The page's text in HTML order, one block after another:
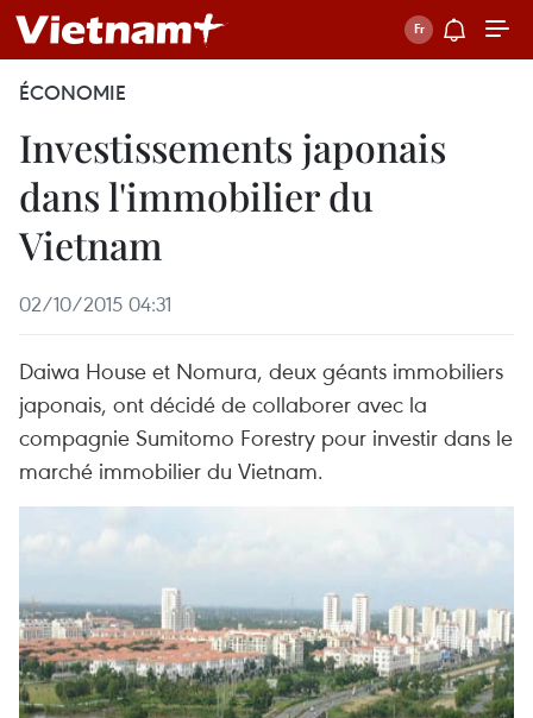
ÉCONOMIE
Investissements japonais
dans l'immobilier du
Vietnam
02/10/2015 04:31
Daiwa House et Nomura, deux géants immobiliers
japonais, ont décidé de ​collaborer avec la
compagnie Sumitomo Forestry pour investir dans le
marché immobilier du Vietnam.